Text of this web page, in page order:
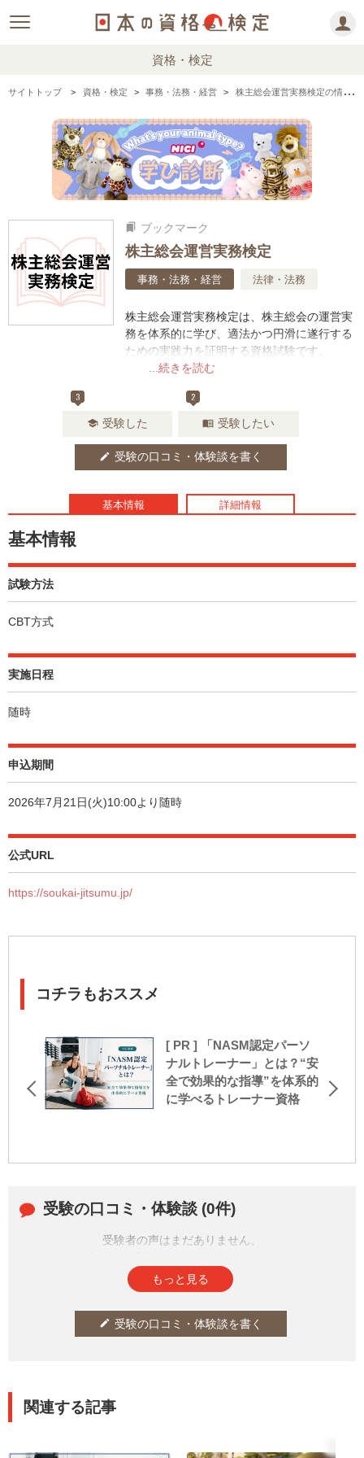
資格・検定
サイトトップ 資格・検定 事務・法務・経営 株主総会運営実務検定の情報まとめ
bookmarks ブックマーク
株主総会運営実務検定
事務・法務・経営 法律・法務
...続きを読む
株主総会運営実務検定は、株主総会の運営実
務を体系的に学び、適法かつ円滑に遂行する
ための実践力を証明する資格試験です。
3
school 受験した
2
menu_book 受験したい
edit 受験の口コミ・体験談を書く
基本情報 詳細情報
基本情報
試験方法
CBT方式
実施日程
随時
申込期間
2026年7月21日(火)10:00より随時
公式URL
https://soukai-jitsumu.jp/
コチラもおススメ
[ PR ] 「NASM認定パーソ
ナルトレーナー」とは？“安
全で効果的な指導”を体系的
に学べるトレーナー資格
受験の口コミ・体験談 (0件)
受験者の声はまだありません。
もっと見る
edit 受験の口コミ・体験談を書く
関連する記事